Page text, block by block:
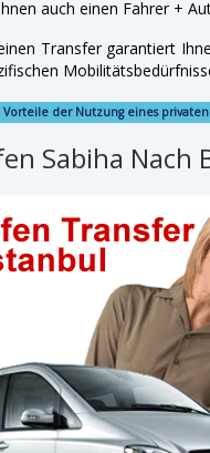
auch einen Fahrer +
Transfer garantiert
der Nutzung eines privaten
Sabiha Nach